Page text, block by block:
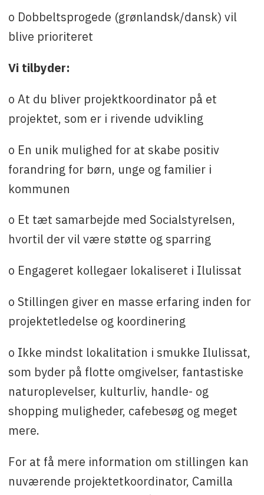
o Dobbeltsprogede (grønlandsk/dansk) vil
blive prioriteret
Vi tilbyder:
o At du bliver projektkoordinator på et
projektet, som er i rivende udvikling
o En unik mulighed for at skabe positiv
forandring for børn, unge og familier i
kommunen
o Et tæt samarbejde med Socialstyrelsen,
hvortil der vil være støtte og sparring
o Engageret kollegaer lokaliseret i Ilulissat
o Stillingen giver en masse erfaring inden for
projektetledelse og koordinering
o Ikke mindst lokalitation i smukke Ilulissat,
som byder på flotte omgivelser, fantastiske
naturoplevelser, kulturliv, handle- og
shopping muligheder, cafebesøg og meget
mere.
For at få mere information om stillingen kan
nuværende projektetkoordinator, Camilla